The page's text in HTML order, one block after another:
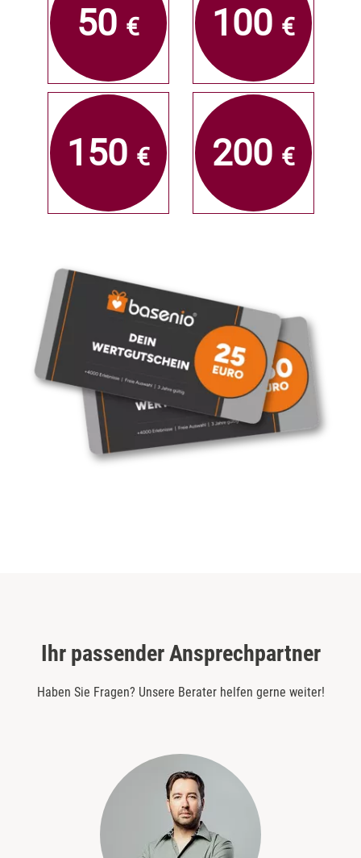
50 €
150 €
100 €
200 €
Ihr passender Ansprechpartner
Haben Sie Fragen? Unsere Berater helfen gerne weiter!